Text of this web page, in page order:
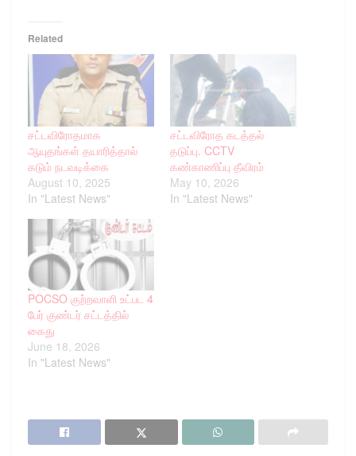
Related
சட்டவிரோதமாக
ஆயுதங்கள் தயாரித்தால்
கடும் நடவடிக்கை
August 10, 2025
In "Latest News"
சட்டவிரோத கடத்தல்
தடுப்பு. CCTV
கண்காணிப்பு தீவிரம்
May 10, 2026
In "Latest News"
POCSO குற்றவாளி உட்பட 4
பேர் குண்டர் சட்டத்தில்
கைது
June 18, 2026
In "Latest News"